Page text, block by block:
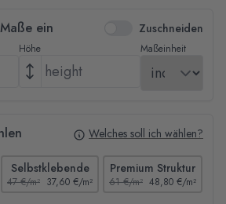
ein Zuschneiden
Höhe Maßeinheit
Welches soll ich wählen?
Selbstklebende
47 €/m² 37,60 €/m²
Premium Struktur
61 €/m² 48,80 €/m²